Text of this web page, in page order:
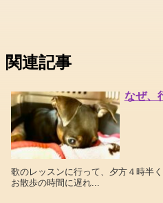
関連記事
なぜ、
歌のレッスンに行って、夕方４時半
お散歩の時間に遅れ...